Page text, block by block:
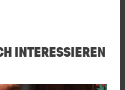
INTERESSIEREN